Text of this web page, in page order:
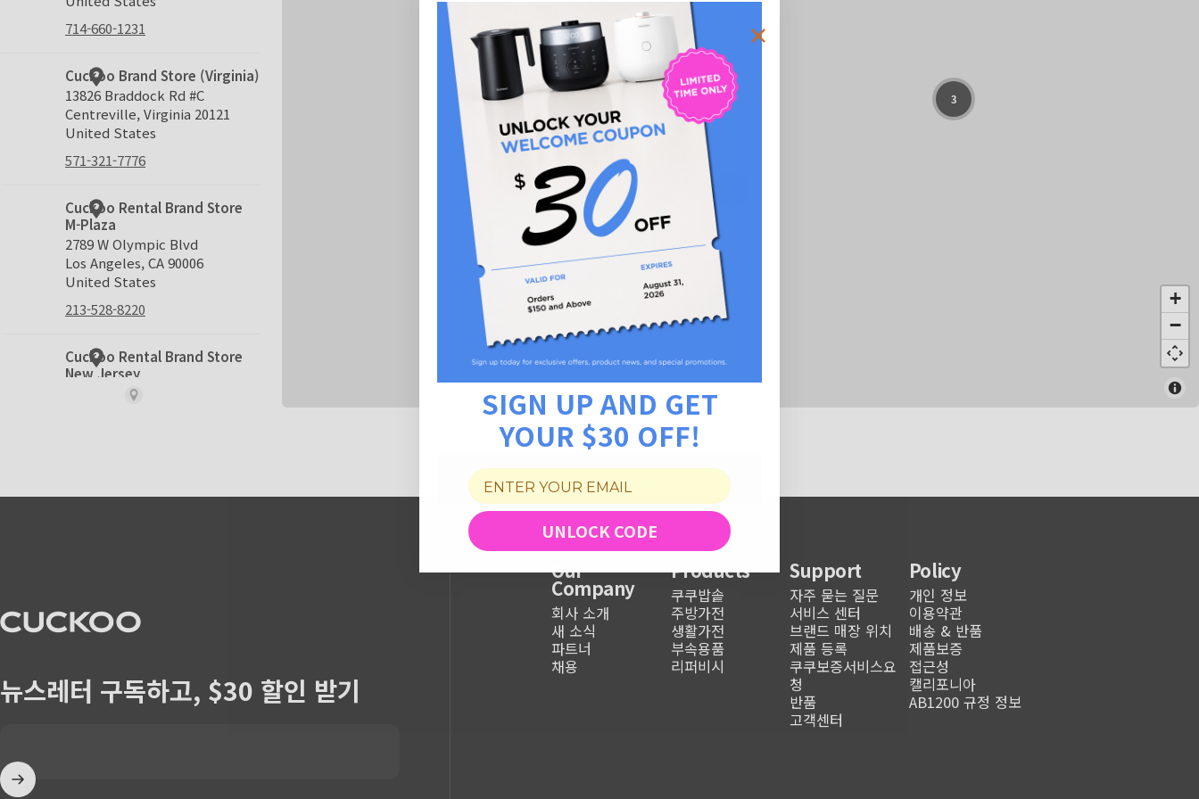
Our
Company
회사 소개
새 소식
파트너
채용
Products
쿠쿠밥솥
주방가전
생활가전
부속용품
리퍼비시
Support
자주 묻는 질문
서비스 센터
브랜드 매장 위치
제품 등록
쿠쿠보증서비스요
청
반품
고객센터
Policy
개인 정보
이용약관
배송 & 반품
제품보증
접근성
캘리포니아
AB1200 규정 정보
CUCKOO America
뉴스레터 구독하고, $30 할인 받기
SIGN UP AND GET
YOUR $30 OFF!
UNLOCK CODE